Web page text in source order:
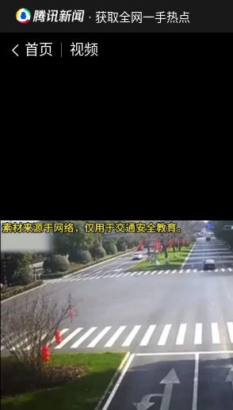
· 获取全网一手热点
首页 视频